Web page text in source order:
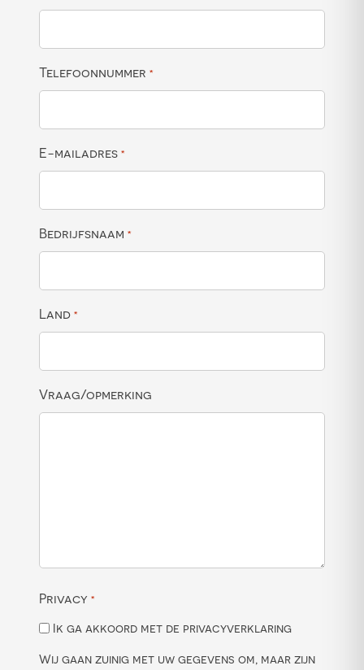
Telefoonnummer *
E-mailadres *
Bedrijfsnaam *
Land *
Vraag/opmerking
Privacy *
Ik ga akkoord met de privacyverklaring
Wij gaan zuinig met uw gegevens om, maar zijn